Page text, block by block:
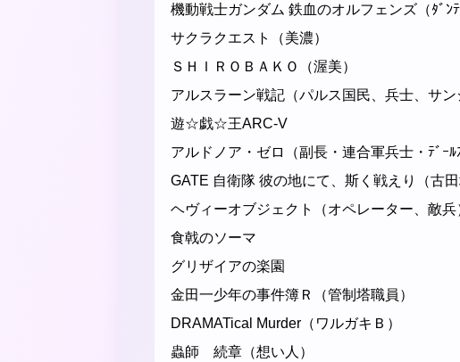
機動戦士ガンダム 鉄血のオルフェンズ（ﾀﾞﾝﾃ
サクラクエスト（美濃）
ＳＨＩＲＯＢＡＫＯ（渥美）
アルスラーン戦記（パルス国民、兵士、サン
遊☆戯☆王ARC-V
アルドノア・ゼロ（副長・連合軍兵士・ﾃﾞｰﾙｽ
GATE 自衛隊 彼の地にて、斯く戦えり（古田
ヘヴィーオブジェクト（オペレーター、敵兵
食戟のソーマ
グリザイアの楽園
金田一少年の事件簿Ｒ（管制塔職員）
DRAMATical Murder（ワルガキＢ）
蟲師 続章（想い人）